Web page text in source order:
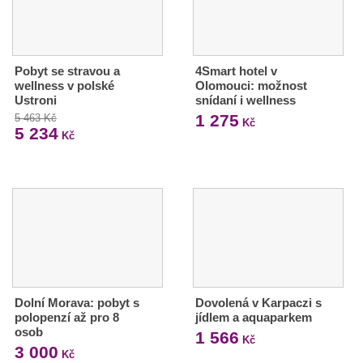
Pobyt se stravou a
wellness v polské
Ustroni
5 463 Kč
5 234 Kč
4Smart hotel v
Olomouci: možnost
snídaní i wellness
1 275 Kč
Dolní Morava: pobyt s
polopenzí až pro 8
osob
3 000 Kč
Dovolená v Karpaczi s
jídlem a aquaparkem
1 566 Kč